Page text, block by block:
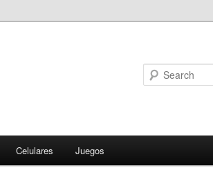
Celulares Juegos